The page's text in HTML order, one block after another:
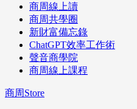
商周線上讀
商周共學圈
新財富備忘錄
ChatGPT效率工作術
聲音商學院
商周線上課程
商周Store